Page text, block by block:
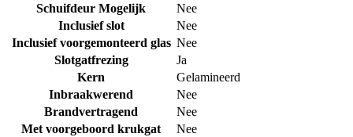
Schuifdeur Mogelijk
Nee
Inclusief slot
Nee
Inclusief voorgemonteerd glas Nee
Slotgatfrezing
Ja
Kern
Gelamineerd
Inbraakwerend
Nee
Brandvertragend
Nee
Met voorgeboord krukgat
Nee